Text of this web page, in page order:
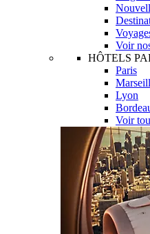
Voir
HÔTELS
Paris
Lyon
Voir